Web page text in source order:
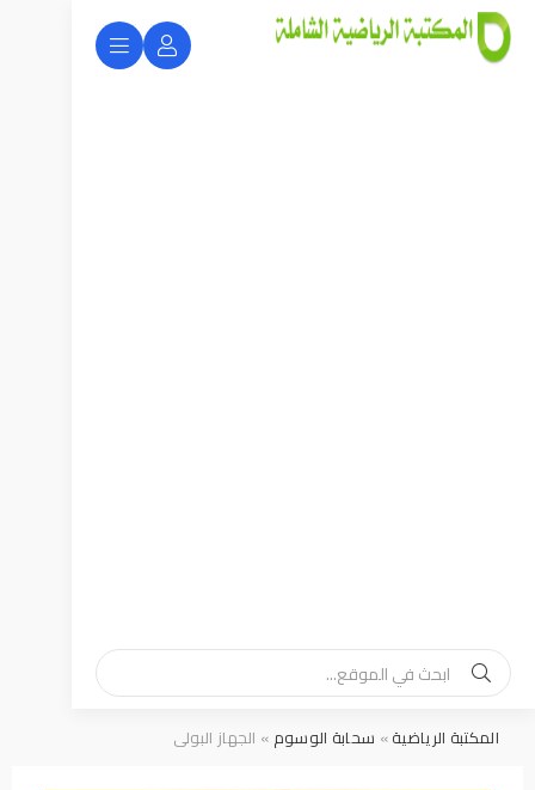
المكتبة الرياضية» سحابة الوسوم » الجهاز البولى